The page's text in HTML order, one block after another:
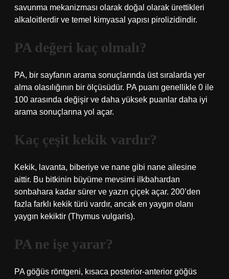
savunma mekanizması olarak doğal olarak ürettikleri
alkaloitlerdir ve temel kimyasal yapısı pirolizidindir.
PA değeri kaç olmalı?
PA, bir sayfanın arama sonuçlarında üst sıralarda yer
alma olasılığının bir ölçüsüdür. PA puanı genellikle 0 ile
100 arasında değişir ve daha yüksek puanlar daha iyi
arama sonuçlarına yol açar.
Kaç çeşit kekik vardır?
Kekik, lavanta, biberiye ve nane gibi nane ailesine
aittir. Bu bitkinin büyüme mevsimi ilkbahardan
sonbahara kadar sürer ve yazın çiçek açar. 200’den
fazla farklı kekik türü vardır, ancak en yaygın olanı
yaygın kekiktir (Thymus vulgaris).
PA ne işe yarar?
PA göğüs röntgeni, kısaca posterior-anterior göğüs